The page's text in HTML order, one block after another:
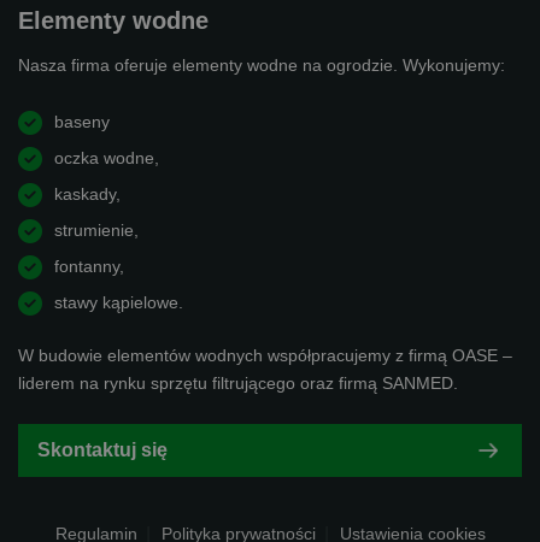
Elementy wodne
Nasza firma oferuje elementy wodne na ogrodzie. Wykonujemy:
baseny
oczka wodne,
kaskady,
strumienie,
fontanny,
stawy kąpielowe.
W budowie elementów wodnych współpracujemy z firmą OASE –
liderem na rynku sprzętu filtrującego oraz firmą SANMED.
Skontaktuj się
Regulamin Polityka prywatności Ustawienia cookies